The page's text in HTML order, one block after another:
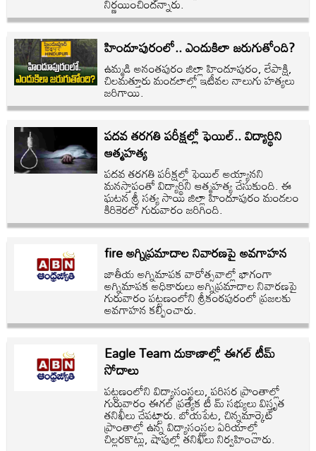
హిందూపురంలో.. ఎందుకిలా జరుగుతోంది?
ఉమ్మడి అనంతపురం జిల్లా హిందూపురం, లేపాక్షి,
చిలమత్తూరు మండలాల్లో ఇటీవల నాలుగు హత్యలు
జరిగాయి.
పదవ తరగతి పరీక్షల్లో ఫెయిల్.. విద్యార్థిని
ఆత్మహత్య
పదవ తరగతి పరీక్షల్లో ఫెయిల్ అయ్యానని
మనస్తాపంతో విద్యార్థిని ఆత్మహత్య చేసుకుంది. ఈ
ఘటన శ్రీ సత్య సాయి జిల్లా హిందూపురం మండలం
కిరికెరలో గురువారం జరిగింది.
fire అగ్నిప్రమాదాల నివారణపై అవగాహన
జాతీయ అగ్నిమాపక వారోత్సవాల్లో భాగంగా
అగ్నిమాపక అధికారులు అగ్నిప్రమాదాల నివారణపై
గురువారం పట్టణంలోని శ్రీకంఠపురంలో ప్రజలకు
అవగాహన కల్పించారు.
Eagle Team దుకాణాల్లో ఈగల్‌ టీమ్‌
సోదాలు
పట్టణంలోని విద్యాసంస్థలు, పరిసర ప్రాంతాల్లో
గురువారం ఈగల్‌ ప్రత్యేక టీ మ్‌ సభ్యులు విస్తృత
తనిఖీలు చేపట్టారు. బోయపేట, చిన్నమార్కెట్‌
ప్రాంతాల్లో ఉన్న విద్యాసంస్థల ఏరియాల్లో
చిల్లరకొట్లు, షాపుల్లో తనిఖీలు నిర్వహించారు.